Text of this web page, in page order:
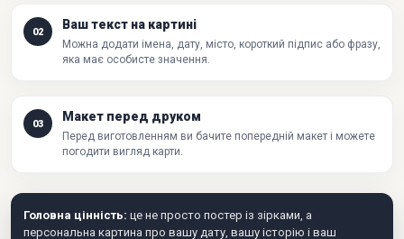
02 Ваш текст на картині
Можна додати імена, дату, місто, короткий підпис або фразу,
яка має особисте значення.
03 Макет перед друком
Перед виготовленням ви бачите попередній макет і можете
погодити вигляд карти.
Головна цінність: це не просто постер із зірками, а
персональна картина про вашу дату, вашу історію і ваш